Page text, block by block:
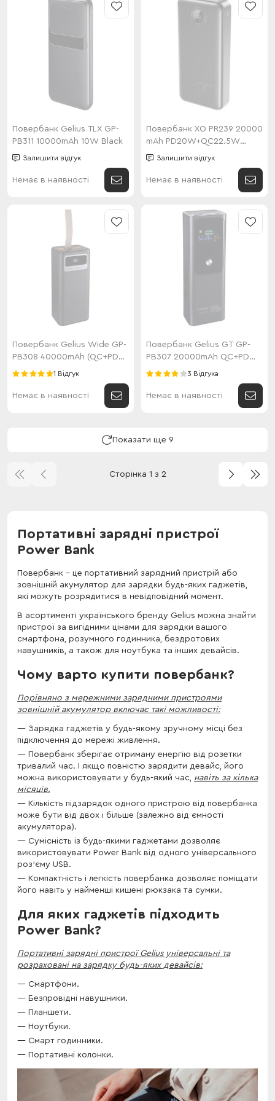
Повербанк Gelius TLX GP-
PB311 10000mAh 10W Black
Залишити відгук
Немає в наявності
Повербанк XO PR239 20000
mAh PD20W+QC22.5W
Black
Залишити відгук
Немає в наявності
Повербанк Gelius Wide GP-
PB308 40000mAh (QC+PD
22.5W/Led) Black
1 Відгук
Немає в наявності
Повербанк Gelius GT GP-
PB307 20000mAh QC+PD
100W Black
3 Відгука
Немає в наявності
Показати ще 9
Сторінка 1 з 2
Портативні зарядні пристрої
Power Bank
Повербанк – це портативний зарядний пристрій або
зовнішній акумулятор для зарядки будь-яких гаджетів,
які можуть розрядитися в невідповідний момент.
В асортименті українського бренду Gelius можна знайти
пристрої за вигідними цінами для зарядки вашого
смартфона, розумного годинника, бездротових
навушників, а також для ноутбука та інших девайсів.
Чому варто купити повербанк?
Порівняно з мережними зарядними пристроями
зовнішній акумулятор включає такі можливості:
Зарядка гаджетів у будь-якому зручному місці без
підключення до мережі живлення.
Повербанк зберігає отриману енергію від розетки
тривалий час. І якщо повністю зарядити девайс, його
можна використовувати у будь-який час, навіть за кілька
місяців.
Кількість підзарядок одного пристрою від повербанка
може бути від двох і більше (залежно від ємності
акумулятора).
Сумісність із будь-якими гаджетами дозволяє
використовувати Power Bank від одного універсального
роз'єму USB.
Компактність і легкість повербанка дозволяє поміщати
його навіть у найменші кишені рюкзака та сумки.
Для яких гаджетів підходить
Power Bank?
Портативні зарядні пристрої Gelius універсальні та
розраховані на зарядку будь-яких девайсів:
Смартфони.
Безпровідні навушники.
Планшети.
Ноутбуки.
Смарт годинники.
Портативні колонки.